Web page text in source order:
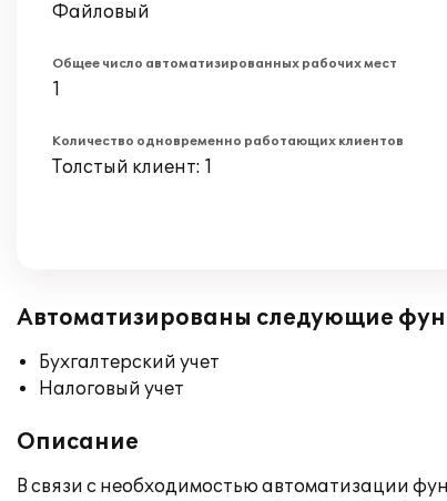
Файловый
Общее число автоматизированных рабочих мест
1
Количество одновременно работающих клиентов
Толстый клиент: 1
Автоматизированы следующие
Бухгалтерский учет
Налоговый учет
Описание
В связи с необходимостью автоматизации